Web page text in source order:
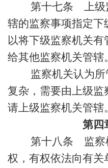
第十七条 上级
辖的监察事项指定
以将下级监察机关
给其他监察机关管辖。
监察机关认为所
复杂，需要由上级监
请上级监察机关管辖。
第
第十八条 监察
权，有权依法向有关